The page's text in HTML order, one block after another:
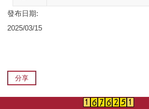
發布日期:
2025/03/15
分享